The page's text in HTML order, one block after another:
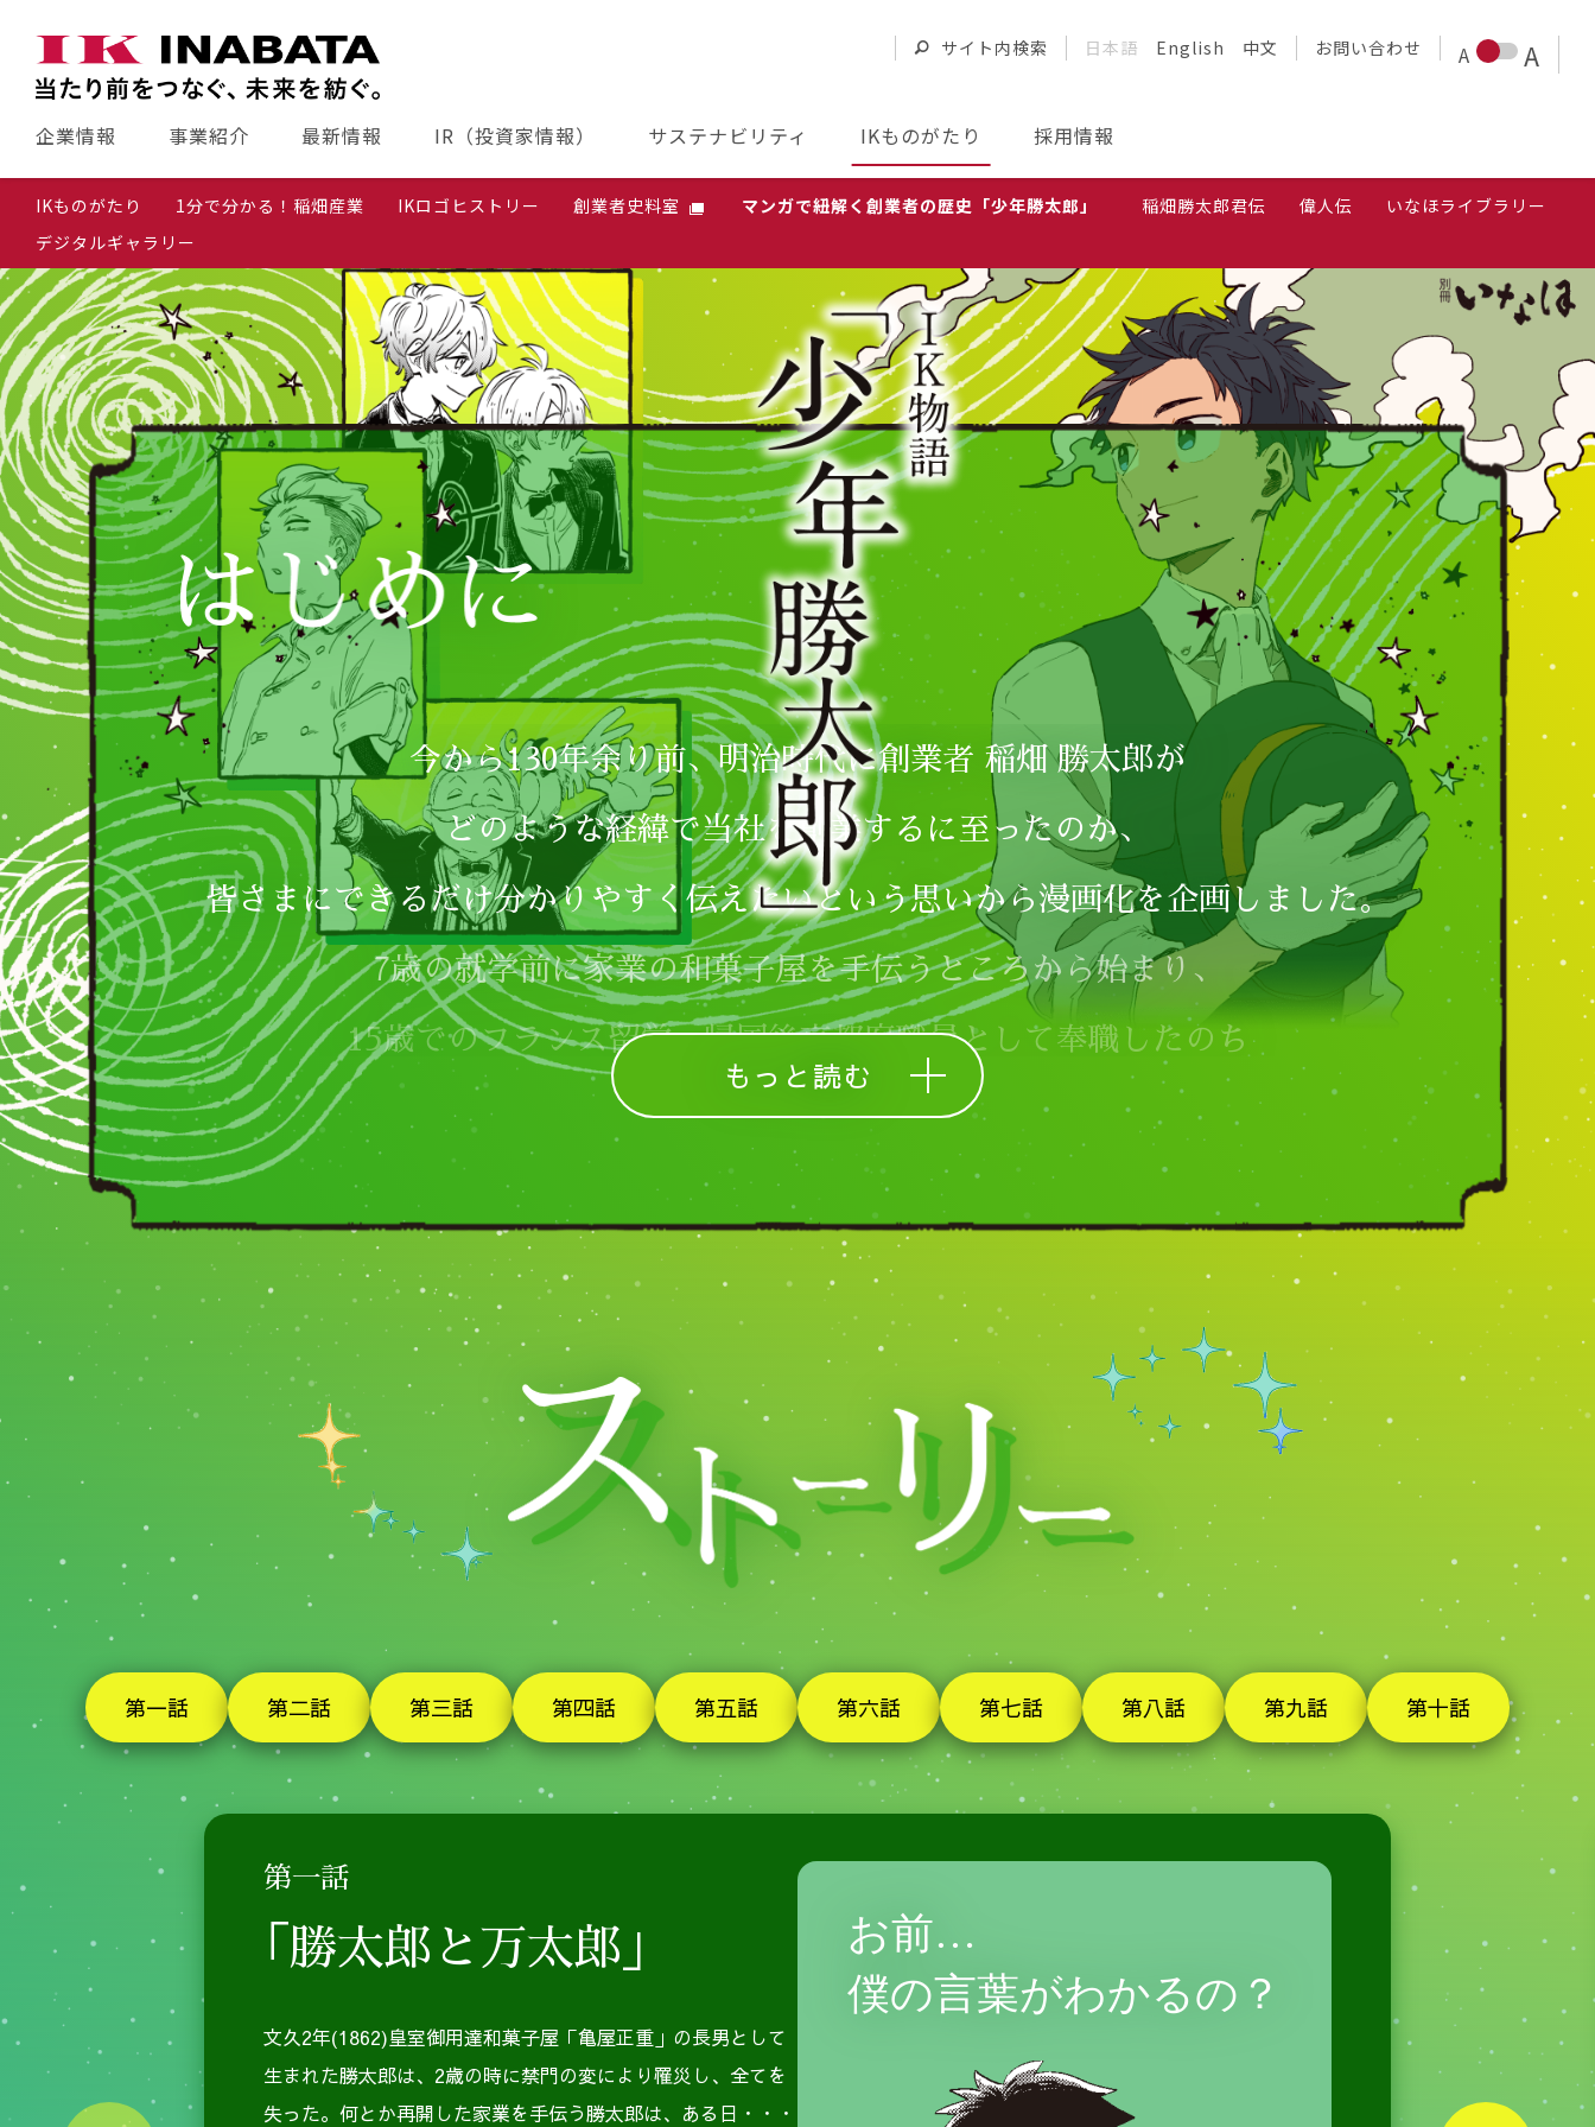
企業情報 事業紹介 最新情報 IR（投資家情報） サステナビリティ IKものがたり 採用情報
サイト内検索 日本語 English 中文 お問い合わせ
IKものがたり 1分で分かる！稲畑産業 IKロゴヒストリー 創業者史料室 マンガで紐解く創業者の歴史「少年勝太郎」 稲畑勝太郎君伝 偉人伝
いなほライブラリー
デジタルギャラリー
第10話公開中！
今から130年余り前、明治時代に創業者 稲畑 勝太郎が
どのような経緯で当社を創業するに至ったのか、
皆さまにできるだけ分かりやすく伝えたいという思いから漫画化を企画しました。
7歳の就学前に家業の和菓子屋を手伝うところから始まり、
15歳でのフランス留学、帰国後京都府職員として奉職したのち
*1931年（昭和6年）、こども教育読物出版協会発刊の偉人伝シリーズ『大鵬の巣にある頃』、
君塚勝彦著『実業界の覇王 稲畑勝太郎翁少年時代』が発売された。
同シリーズには小林 一三、含め10名の偉人の一人として紹介されている。
もっと読む
第一話 第二話 第三話 第四話 第五話 第六話 第七話 第八話 第九話 第十話
第一話
「勝太郎と万太郎」
文久2年(1862)皇室御用達和菓子屋「亀屋正重」の長男として
生まれた勝太郎は、2歳の時に禁門の変により罹災し、全てを
失った。何とか再開した家業を手伝う勝太郎は、ある日・・・
お前…
僕の言葉がわかるの？